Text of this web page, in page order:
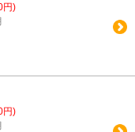
円)
円)